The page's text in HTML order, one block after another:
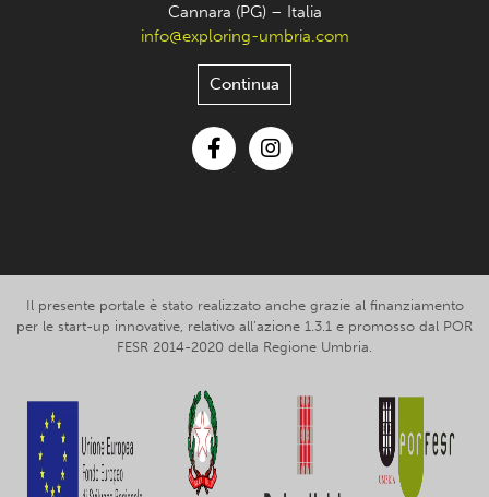
Cannara (PG) – Italia
info@exploring-umbria.com
Continua
Il presente portale è stato realizzato anche grazie al finanziamento
per le start-up innovative, relativo all’azione 1.3.1 e promosso dal POR
FESR 2014-2020 della Regione Umbria.